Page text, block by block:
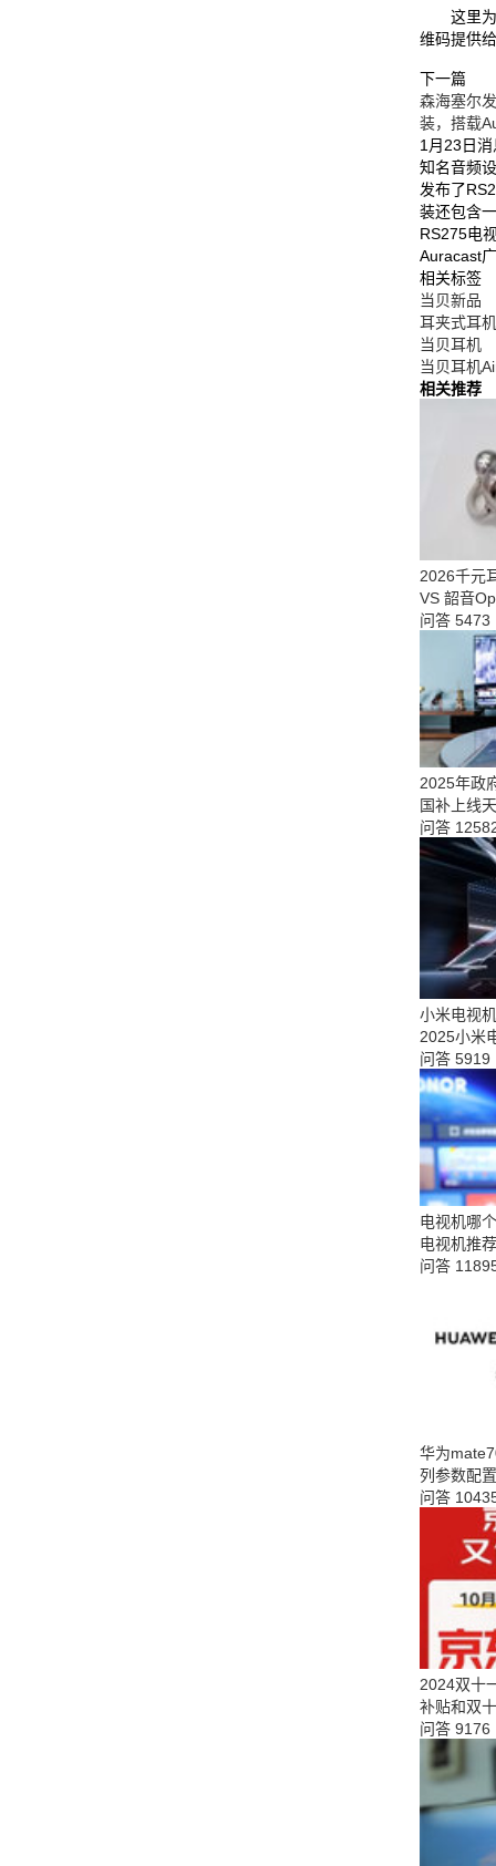
这里为
维码提供
下一篇
森海塞尔
装，搭载
1月23日
知名音频
发布了
装还包含
RS275电
Auracast
相关标签
当贝新品
耳夹式耳机
当贝耳机
当贝耳机
相关推荐
2026千元
VS 韶音
问答 5473
2025年政
国补上线
问答
小米电视
2025小米
问答 5919
电视机哪
电视机推
问答
华为
列参数配
问答
2024双十
补贴和双
问答 9176